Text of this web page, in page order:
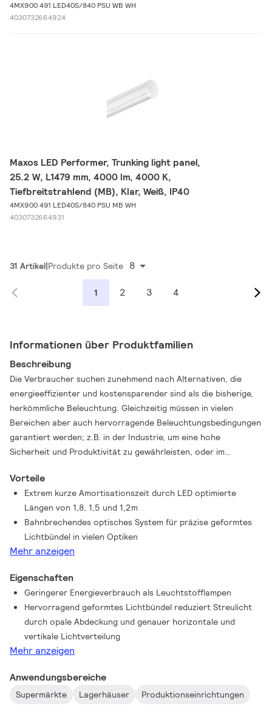
4MX900 491 LED40S/840 PSU WB WH
4030732664924
Maxos LED Performer, Trunking light panel,
25.2 W, L1479 mm, 4000 lm, 4000 K,
Tiefbreitstrahlend (MB), Klar, Weiß, IP40
4MX900 491 LED40S/840 PSU MB WH
4030732664931
31 Artikel Produkte pro Seite 8
1 2 3 4
Informationen über Produktfamilien
Beschreibung
Die Verbraucher suchen zunehmend nach Alternativen, die
energieeffizienter und kostensparender sind als die bisherige,
herkömmliche Beleuchtung. Gleichzeitig müssen in vielen
Bereichen aber auch hervorragende Beleuchtungsbedingungen
garantiert werden; z.B. in der Industrie, um eine hohe
Sicherheit und Produktivität zu gewährleisten, oder im
sollen. Maxos LED Performer ist eine extrem flexible
Lichtbandlösung, die durch LED Technologie wenig Strom
verbraucht, hervorragend geformte Lichtbündel ausstrahlt und
einen angemessenen Preis hat. Durch die Abdeckung des
Lichtträgers kann dieser bis IP40 eingesetzt werden.
Vorteile
Extrem kurze Amortisationszeit durch LED optimierte
Längen von 1,8, 1,5 und 1,2m
Bahnbrechendes optisches System für präzise geformtes
Lichtbündel in vielen Optiken
Mehr anzeigen
Eigenschaften
Geringerer Energieverbrauch als Leuchtstofflampen
Hervorragend geformtes Lichtbündel reduziert Streulicht
durch opale Abdeckung und genauer horizontale und
vertikale Lichtverteilung
Mehr anzeigen
Anwendungsbereiche
Supermärkte Lagerhäuser Produktionseinrichtungen